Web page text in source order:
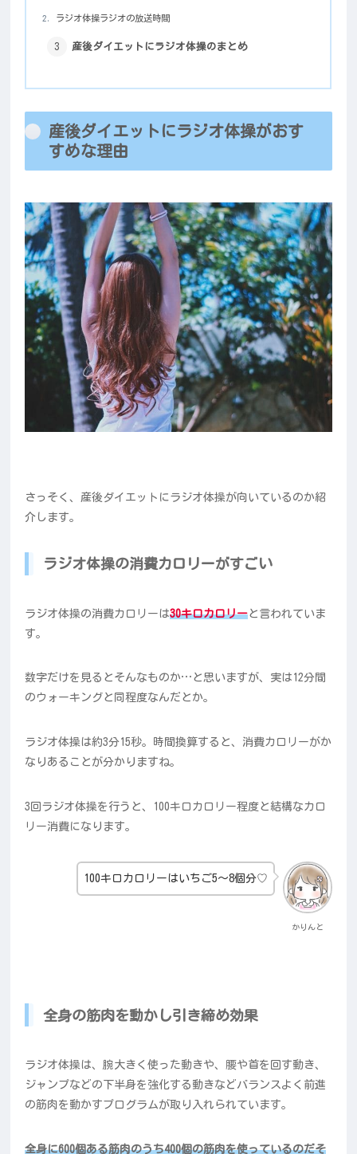
ラジオ体操ラジオの放送時間
産後ダイエットにラジオ体操のまとめ
産後ダイエットにラジオ体操がおす
すめな理由
さっそく、産後ダイエットにラジオ体操が向いているのか紹
介します。
ラジオ体操の消費カロリーがすごい
ラジオ体操の消費カロリーは30キロカロリーと言われていま
す。
数字だけを見るとそんなものか…と思いますが、実は12分間
のウォーキングと同程度なんだとか。
ラジオ体操は約3分15秒。時間換算すると、消費カロリーがか
なりあることが分かりますね。
3回ラジオ体操を行うと、100キロカロリー程度と結構なカロ
リー消費になります。
かりんと
100キロカロリーはいちご5～8個分♡
全身の筋肉を動かし引き締め効果
ラジオ体操は、腕大きく使った動きや、腰や首を回す動き、
ジャンプなどの下半身を強化する動きなどバランスよく前進
の筋肉を動かすプログラムが取り入れられています。
全身に600個ある筋肉のうち400個の筋肉を使っているのだそ